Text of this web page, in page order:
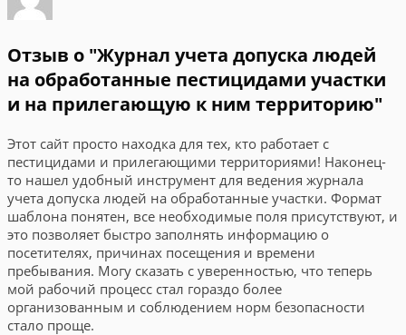
Отзыв о "Журнал учета допуска людей
на обработанные пестицидами участки
и на прилегающую к ним территорию"
Этот сайт просто находка для тех, кто работает с
пестицидами и прилегающими территориями! Наконец-
то нашел удобный инструмент для ведения журнала
учета допуска людей на обработанные участки. Формат
шаблона понятен, все необходимые поля присутствуют, и
это позволяет быстро заполнять информацию о
посетителях, причинах посещения и времени
пребывания. Могу сказать с уверенностью, что теперь
мой рабочий процесс стал гораздо более
организованным и соблюдением норм безопасности
стало проще.